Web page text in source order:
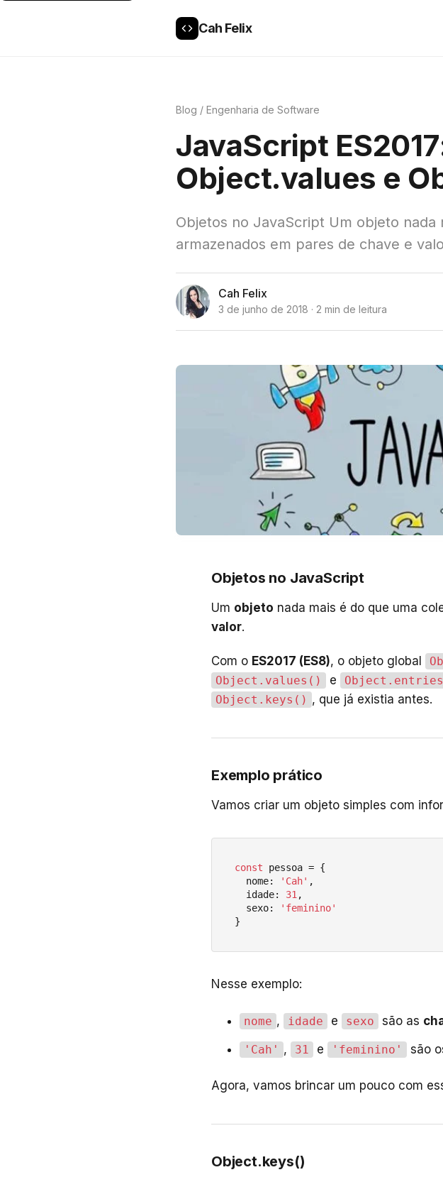
Cah Felix
Blog / Engenharia de Software
JavaScript
Object.values e
Objetos no JavaScript Um objeto
armazenados em pares de chave e
Cah Felix
3 de junho de 2018 · 2 min de leitura
Objetos no JavaScript
Um objeto nada mais é do que uma
valor.
Com o ES2017 (ES8), o objeto global
Object.values() e
Object.keys() , que já existia antes.
Exemplo prático
Vamos criar um objeto simples com
const pessoa = {
  nome:
'Cah' ,
  idade:
31,
  sexo:
'feminino'
}
Nesse exemplo:
nome , idade e sexo são as
'Cah' , 31 e 'feminino' são
Agora, vamos brincar um pouco com
Object.keys()